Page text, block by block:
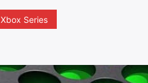
Xbox Series